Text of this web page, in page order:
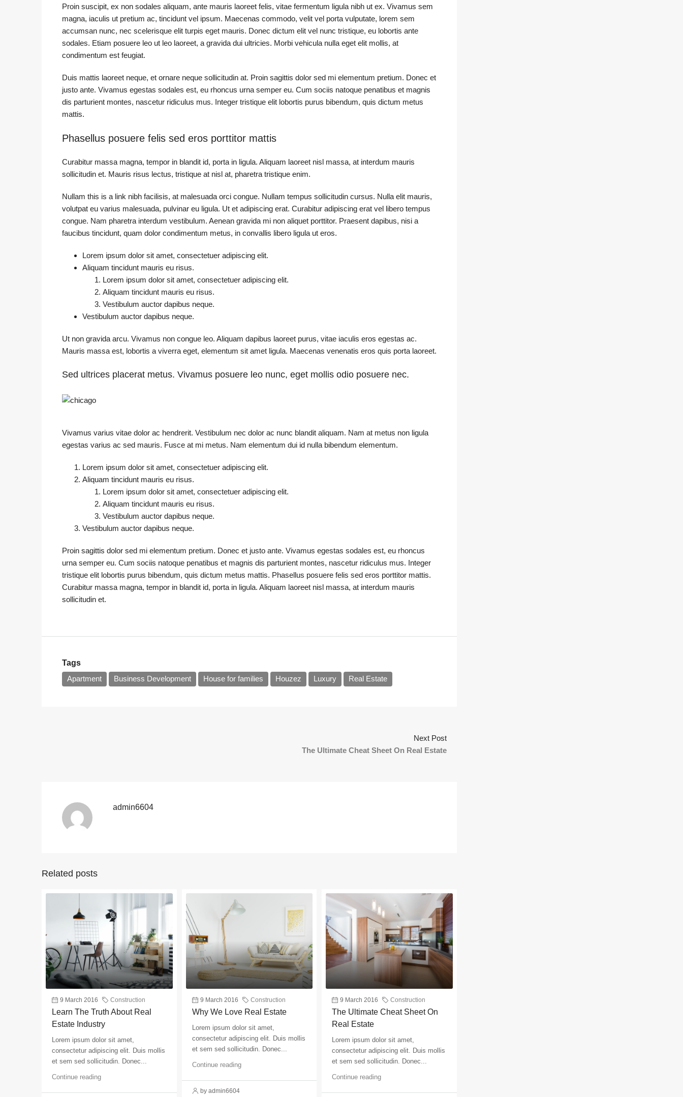
Proin suscipit, ex non sodales aliquam, ante mauris laoreet felis, vitae fermentum ligula nibh ut ex. Vivamus sem
magna, iaculis ut pretium ac, tincidunt vel ipsum. Maecenas commodo, velit vel porta vulputate, lorem sem
accumsan nunc, nec scelerisque elit turpis eget mauris. Donec dictum elit vel nunc tristique, eu lobortis ante
sodales. Etiam posuere leo ut leo laoreet, a gravida dui ultricies. Morbi vehicula nulla eget elit mollis, at
condimentum est feugiat.
Duis mattis laoreet neque, et ornare neque sollicitudin at. Proin sagittis dolor sed mi elementum pretium. Donec et
justo ante. Vivamus egestas sodales est, eu rhoncus urna semper eu. Cum sociis natoque penatibus et magnis
dis parturient montes, nascetur ridiculus mus. Integer tristique elit lobortis purus bibendum, quis dictum metus
mattis.
Phasellus posuere felis sed eros porttitor mattis
Curabitur massa magna, tempor in blandit id, porta in ligula. Aliquam laoreet nisl massa, at interdum mauris
sollicitudin et. Mauris risus lectus, tristique at nisl at, pharetra tristique enim.
Nullam this is a link nibh facilisis, at malesuada orci congue. Nullam tempus sollicitudin cursus. Nulla elit mauris,
volutpat eu varius malesuada, pulvinar eu ligula. Ut et adipiscing erat. Curabitur adipiscing erat vel libero tempus
congue. Nam pharetra interdum vestibulum. Aenean gravida mi non aliquet porttitor. Praesent dapibus, nisi a
faucibus tincidunt, quam dolor condimentum metus, in convallis libero ligula ut eros.
Lorem ipsum dolor sit amet, consectetuer adipiscing elit.
Aliquam tincidunt mauris eu risus.
Lorem ipsum dolor sit amet, consectetuer adipiscing elit.
Aliquam tincidunt mauris eu risus.
Vestibulum auctor dapibus neque.
Vestibulum auctor dapibus neque.
Ut non gravida arcu. Vivamus non congue leo. Aliquam dapibus laoreet purus, vitae iaculis eros egestas ac.
Mauris massa est, lobortis a viverra eget, elementum sit amet ligula. Maecenas venenatis eros quis porta laoreet.
Sed ultrices placerat metus. Vivamus posuere leo nunc, eget mollis odio posuere nec.
Vivamus varius vitae dolor ac hendrerit. Vestibulum nec dolor ac nunc blandit aliquam. Nam at metus non ligula
egestas varius ac sed mauris. Fusce at mi metus. Nam elementum dui id nulla bibendum elementum.
Lorem ipsum dolor sit amet, consectetuer adipiscing elit.
Aliquam tincidunt mauris eu risus.
Lorem ipsum dolor sit amet, consectetuer adipiscing elit.
Aliquam tincidunt mauris eu risus.
Vestibulum auctor dapibus neque.
Vestibulum auctor dapibus neque.
Proin sagittis dolor sed mi elementum pretium. Donec et justo ante. Vivamus egestas sodales est, eu rhoncus
urna semper eu. Cum sociis natoque penatibus et magnis dis parturient montes, nascetur ridiculus mus. Integer
tristique elit lobortis purus bibendum, quis dictum metus mattis. Phasellus posuere felis sed eros porttitor mattis.
Curabitur massa magna, tempor in blandit id, porta in ligula. Aliquam laoreet nisl massa, at interdum mauris
sollicitudin et.
Tags
Apartment
Business Development House for families Houzez Luxury Real Estate
Next Post
The Ultimate Cheat Sheet On Real Estate
admin6604
Related posts
9 March 2016 Construction
Learn The Truth About Real
Estate Industry
Lorem ipsum dolor sit amet,
consectetur adipiscing elit. Duis mollis
et sem sed sollicitudin. Donec...
Continue reading
9 March 2016 Construction
Why We Love Real Estate
Lorem ipsum dolor sit amet,
consectetur adipiscing elit. Duis mollis
et sem sed sollicitudin. Donec...
Continue reading
by admin6604
9 March 2016 Construction
The Ultimate Cheat Sheet On
Real Estate
Lorem ipsum dolor sit amet,
consectetur adipiscing elit. Duis mollis
et sem sed sollicitudin. Donec...
Continue reading